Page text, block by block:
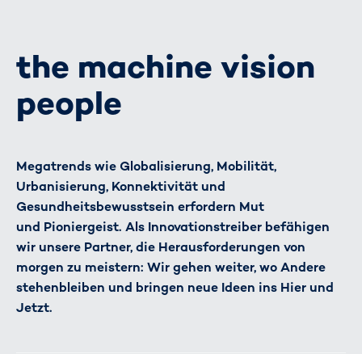
the machine vision
people
Megatrends wie Globalisierung, Mobilität,
Urbanisierung, Konnektivität und
Gesundheitsbewusstsein erfordern Mut
und Pioniergeist. Als Innovationstreiber befähigen
wir unsere Partner, die Herausforderungen von
morgen zu meistern: Wir gehen weiter, wo Andere
stehenbleiben und bringen neue Ideen ins Hier und
Jetzt.